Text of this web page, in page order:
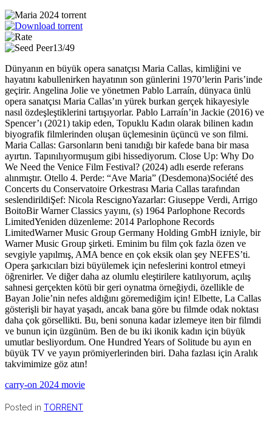
13/49
Dünyanın en büyük opera sanatçısı Maria Callas, kimliğini ve
hayatını kabullenirken hayatının son günlerini 1970’lerin Paris’inde
geçirir. Angelina Jolie ve yönetmen Pablo Larraín, dünyaca ünlü
opera sanatçısı Maria Callas’ın yürek burkan gerçek hikayesiyle
nasıl özdeşleştiklerini tartışıyorlar. Pablo Larraín’in Jackie (2016) ve
Spencer’ı (2021) takip eden, Topuklu Kadın olarak bilinen kadın
biyografik filmlerinden oluşan üçlemesinin üçüncü ve son filmi.
Maria Callas: Garsonların beni tanıdığı bir kafede bana bir masa
ayırtın. Tapınılıyormuşum gibi hissediyorum. Close Up: Why Do
We Need the Venice Film Festival? (2024) adlı eserde referans
alınmıştır. Otello 4. Perde: “Ave Maria” (Desdemona)Société des
Concerts du Conservatoire Orkestrası Maria Callas tarafından
seslendirildiŞef: Nicola RescignoYazarlar: Giuseppe Verdi, Arrigo
BoitoBir Warner Classics yayını, (s) 1964 Parlophone Records
LimitedYeniden düzenleme: 2014 Parlophone Records
LimitedWarner Music Group Germany Holding GmbH izniyle, bir
Warner Music Group şirketi. Eminim bu film çok fazla özen ve
sevgiyle yapılmış, AMA bence en çok eksik olan şey NEFES’ti.
Opera şarkıcıları bizi büyülemek için nefeslerini kontrol etmeyi
öğrenirler. Ve diğer daha az olumlu eleştirilere katılıyorum, açılış
sahnesi gerçekten kötü bir geri oynatma örneğiydi, özellikle de
Bayan Jolie’nin nefes aldığını göremediğim için! Elbette, La Callas
gösterişli bir hayat yaşadı, ancak bana göre bu filmde odak noktası
daha çok görsellikti. Bu, beni sonuna kadar izlemeye iten bir filmdi
ve bunun için üzgünüm. Ben de bu iki ikonik kadın için büyük
umutlar besliyordum. One Hundred Years of Solitude bu ayın en
büyük TV ve yayın prömiyerlerinden biri. Daha fazlası için Aralık
takvimimize göz atın!
carry-on 2024 movie
Posted in TORRENT